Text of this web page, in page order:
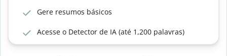
Gere resumos básicos
Acesse o Detector de IA (até 1,200 palavras)